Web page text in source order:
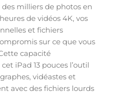
milliers de photos en
de vidéos 4K, vos
et fichiers
sur ce que vous
capacité
iPad 13 pouces l’outil
vidéastes et
avec des fichiers lourds